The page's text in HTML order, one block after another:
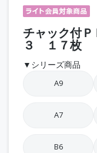
チャック付
３ １７枚
▼シリーズ商品
A9
A7
B6